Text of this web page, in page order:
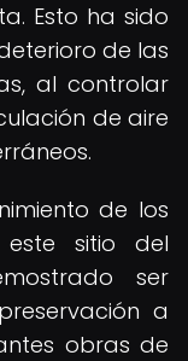
Esto ha sido
de las
al controlar
de aire
de los
este sitio del
ser
a
obras de